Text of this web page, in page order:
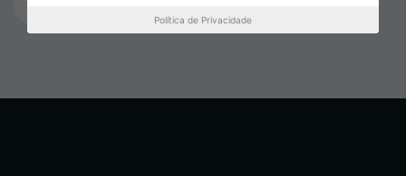
Política de Privacidade